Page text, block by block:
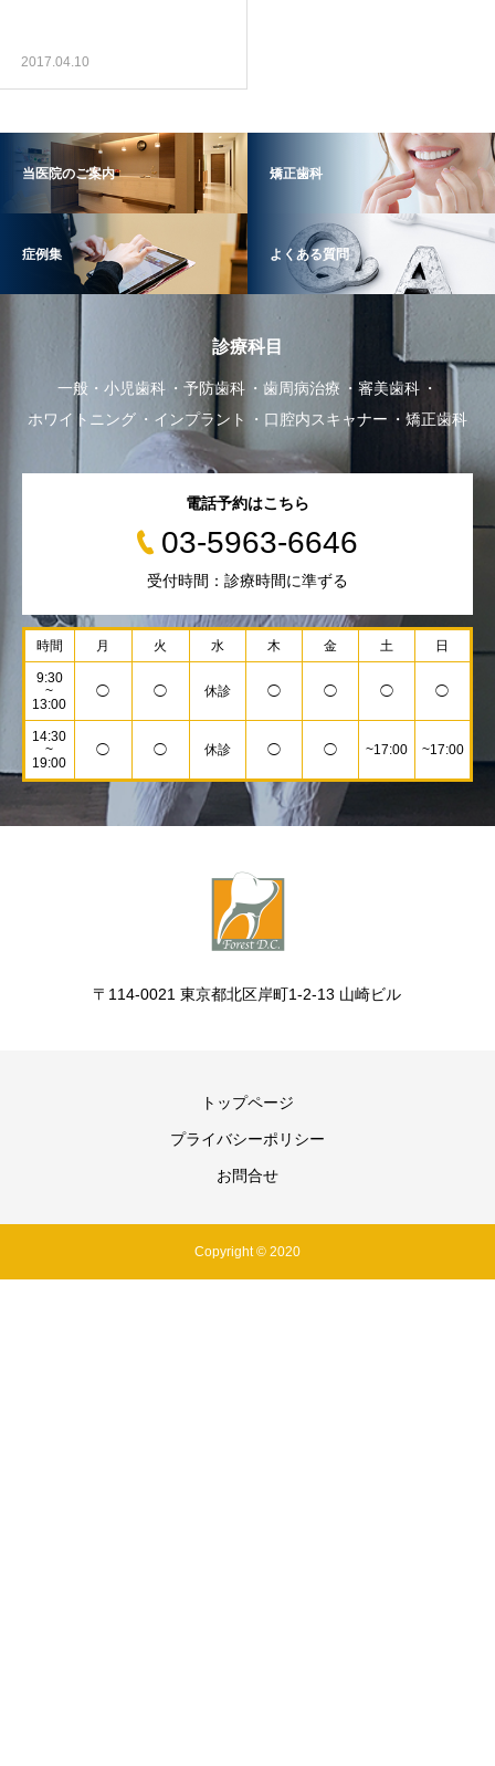
2017.04.10
当医院のご案内 矯正歯科
症例集 よくある質問
診療科目
一般・小児歯科 予防歯科 歯周病治療
審美歯科
ホワイトニング
インプラント 口腔内スキャナー 矯正歯科
電話予約はこちら
03-5963-6646
受付時間：診療時間に準ずる
時間 月 火 水 木 金 土 日
9:30
~
13:00
◯ ◯ 休診 ◯ ◯ ◯ ◯
14:30
~
19:00
◯ ◯ 休診 ◯ ◯ ~17:00 ~17:00
〒114-0021 東京都北区岸町1-2-13 山崎ビル
トップページ
プライバシーポリシー
お問合せ
Copyright © 2020